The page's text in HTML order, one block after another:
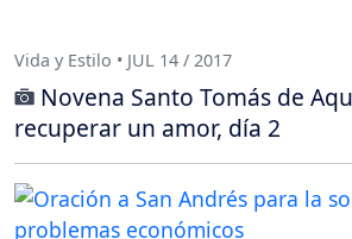
Vida y Estilo • JUL 14 / 2017
Novena Santo Tomás de
recuperar un amor, día 2